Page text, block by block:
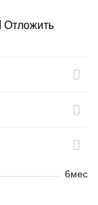
Отложить
6мес